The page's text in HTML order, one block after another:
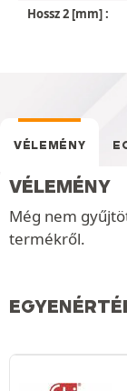
Hossz 2 [mm] :
VÉLEMÉNY
VÉLEMÉNY
Még nem
termékről.